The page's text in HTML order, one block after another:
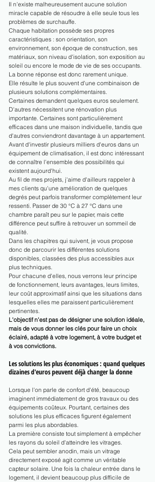
Il n'existe malheureusement aucune solution
miracle capable de résoudre à elle seule tous les
problèmes de surchauffe.
Chaque habitation possède ses propres
caractéristiques : son orientation, son
environnement, son époque de construction, ses
matériaux, son niveau d'isolation, son exposition au
soleil ou encore le mode de vie de ses occupants.
La bonne réponse est donc rarement unique.
Elle résulte le plus souvent d'une combinaison de
plusieurs solutions complémentaires.
Certaines demandent quelques euros seulement.
D'autres nécessitent une rénovation plus
importante. Certaines sont particulièrement
efficaces dans une maison individuelle, tandis que
d'autres conviendront davantage à un appartement.
Avant d'investir plusieurs milliers d'euros dans un
équipement de climatisation, il est donc intéressant
de connaître l'ensemble des possibilités qui
existent aujourd'hui.
Au fil de mes projets, j'aime d'ailleurs rappeler à
mes clients qu'une amélioration de quelques
degrés peut parfois transformer complètement leur
ressenti. Passer de 30 °C à 27 °C dans une
chambre paraît peu sur le papier, mais cette
différence peut suffire à retrouver un sommeil de
qualité.
Dans les chapitres qui suivent, je vous propose
donc de parcourir les différentes solutions
disponibles, classées des plus accessibles aux
plus techniques.
Pour chacune d'elles, nous verrons leur principe
de fonctionnement, leurs avantages, leurs limites,
leur coût approximatif ainsi que les situations dans
lesquelles elles me paraissent particulièrement
pertinentes.
L'objectif n'est pas de désigner une solution idéale,
mais de vous donner les clés pour faire un choix
éclairé, adapté à votre logement, à votre budget et
à vos convictions.
Les solutions les plus économiques : quand quelques
dizaines d'euros peuvent déjà changer la donne
Lorsque l'on parle de confort d'été, beaucoup
imaginent immédiatement de gros travaux ou des
équipements coûteux. Pourtant, certaines des
solutions les plus efficaces figurent également
parmi les plus abordables.
La première consiste tout simplement à empêcher
les rayons du soleil d'atteindre les vitrages.
Cela peut sembler anodin, mais un vitrage
directement exposé agit comme un véritable
capteur solaire. Une fois la chaleur entrée dans le
logement, il devient beaucoup plus difficile de